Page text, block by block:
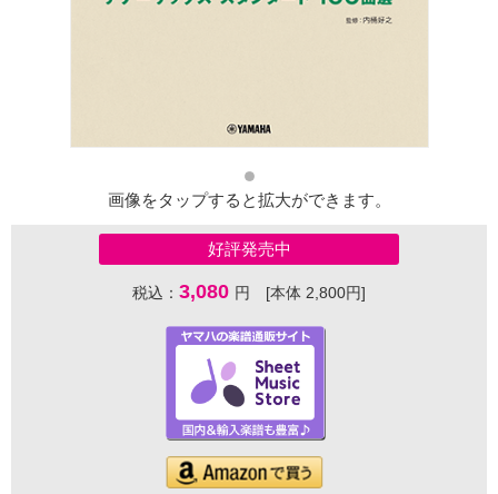
画像をタップすると拡大ができます。
好評発売中
税込： 3,080 円 [本体 2,800円]